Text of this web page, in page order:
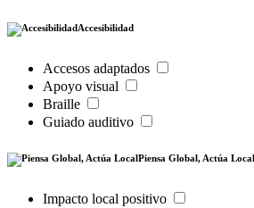
Accesibilidad
Accesos adaptados
Apoyo visual
Braille
Guiado auditivo
Piensa Global, Actúa Local
Impacto local positivo